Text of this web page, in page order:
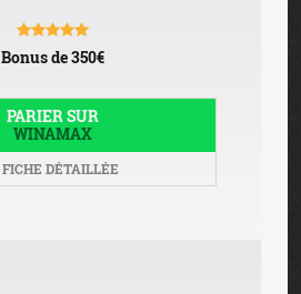
Bonus de 350€
PARIER SUR
WINAMAX
FICHE DÉTAILLÉE